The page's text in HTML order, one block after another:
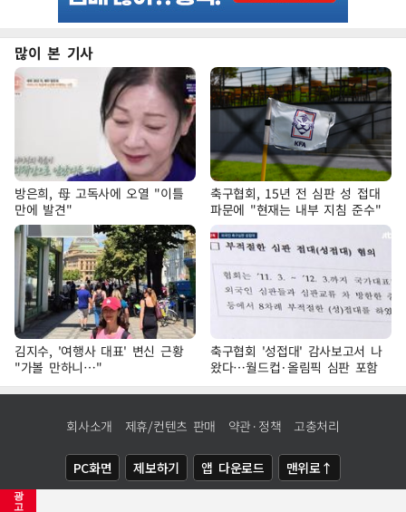
광
고
많이 본 기사
방은희, 母 고독사에 오열 "이틀
만에 발견"
축구협회, 15년 전 심판 성 접대
파문에 "현재는 내부 지침 준수"
김지수, '여행사 대표' 변신 근황
"가볼 만하니…"
축구협회 '성접대' 감사보고서 나
왔다…월드컵·올림픽 심판 포함
회사소개 제휴/컨텐츠 판매 약관·정책 고충처리
PC화면 제보하기 앱 다운로드 맨위로↑